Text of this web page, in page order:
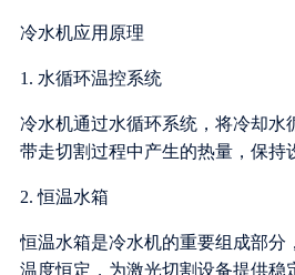
冷水机应用原理
1. 水循环温控系统
冷水机通过水循环系统，将冷却水
带走切割过程中产生的热量，保持
2. 恒温水箱
恒温水箱是冷水机的重要组成部分
温度恒定，为激光切割设备提供稳